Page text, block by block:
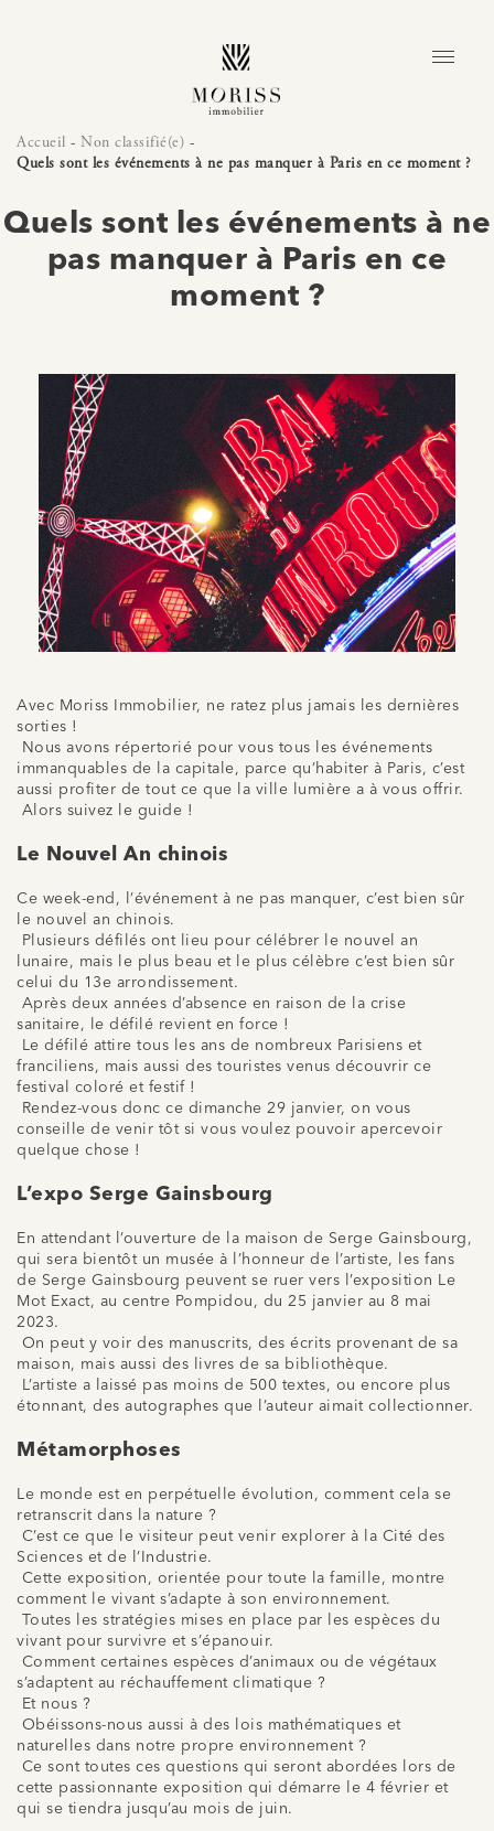
Accueil - Non classifié(e) -
Quels sont les événements à ne pas manquer à Paris en ce moment ?
Quels sont les événements à ne
pas manquer à Paris en ce
moment ?
Avec Moriss Immobilier, ne ratez plus jamais les dernières
sorties !
Nous avons répertorié pour vous tous les événements
immanquables de la capitale, parce qu’habiter à Paris, c’est
aussi profiter de tout ce que la ville lumière a à vous offrir.
Alors suivez le guide !
Le Nouvel An chinois
Ce week-end, l’événement à ne pas manquer, c’est bien sûr
le nouvel an chinois.
Plusieurs défilés ont lieu pour célébrer le nouvel an
lunaire, mais le plus beau et le plus célèbre c’est bien sûr
celui du 13e arrondissement.
Après deux années d’absence en raison de la crise
sanitaire, le défilé revient en force !
Le défilé attire tous les ans de nombreux Parisiens et
franciliens, mais aussi des touristes venus découvrir ce
festival coloré et festif !
Rendez-vous donc ce dimanche 29 janvier, on vous
conseille de venir tôt si vous voulez pouvoir apercevoir
quelque chose !
L’expo Serge Gainsbourg
En attendant l’ouverture de la maison de Serge Gainsbourg,
qui sera bientôt un musée à l’honneur de l’artiste, les fans
de Serge Gainsbourg peuvent se ruer vers l’exposition Le
Mot Exact, au centre Pompidou, du 25 janvier au 8 mai
2023.
On peut y voir des manuscrits, des écrits provenant de sa
maison, mais aussi des livres de sa bibliothèque.
L’artiste a laissé pas moins de 500 textes, ou encore plus
étonnant, des autographes que l’auteur aimait collectionner.
Métamorphoses
Le monde est en perpétuelle évolution, comment cela se
retranscrit dans la nature ?
C’est ce que le visiteur peut venir explorer à la Cité des
Sciences et de l’Industrie.
Cette exposition, orientée pour toute la famille, montre
comment le vivant s’adapte à son environnement.
Toutes les stratégies mises en place par les espèces du
vivant pour survivre et s’épanouir.
Comment certaines espèces d’animaux ou de végétaux
s’adaptent au réchauffement climatique ?
Et nous ?
Obéissons-nous aussi à des lois mathématiques et
naturelles dans notre propre environnement ?
Ce sont toutes ces questions qui seront abordées lors de
cette passionnante exposition qui démarre le 4 février et
qui se tiendra jusqu’au mois de juin.